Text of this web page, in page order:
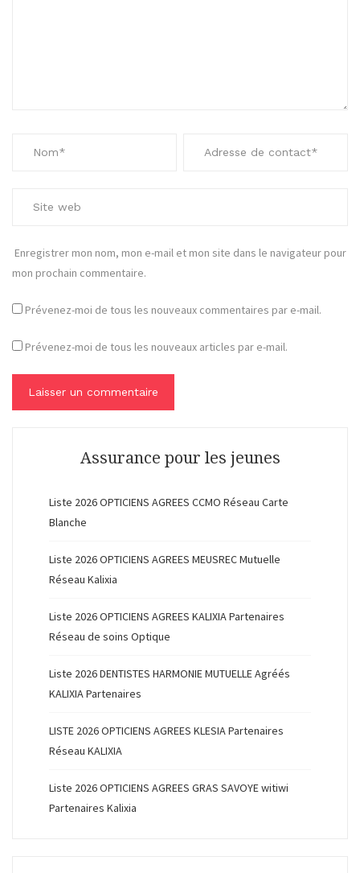
Enregistrer mon nom, mon e-mail et mon site dans le navigateur pour
mon prochain commentaire.
Prévenez-moi de tous les nouveaux commentaires par e-mail.
Prévenez-moi de tous les nouveaux articles par e-mail.
Assurance pour les jeunes
Liste 2026 OPTICIENS AGREES CCMO Réseau Carte
Blanche
Liste 2026 OPTICIENS AGREES MEUSREC Mutuelle
Réseau Kalixia
Liste 2026 OPTICIENS AGREES KALIXIA Partenaires
Réseau de soins Optique
Liste 2026 DENTISTES HARMONIE MUTUELLE Agréés
KALIXIA Partenaires
LISTE 2026 OPTICIENS AGREES KLESIA Partenaires
Réseau KALIXIA
Liste 2026 OPTICIENS AGREES GRAS SAVOYE witiwi
Partenaires Kalixia